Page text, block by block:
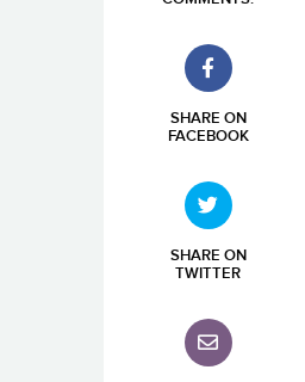
SHARE ON
FACEBOOK
SHARE ON
TWITTER